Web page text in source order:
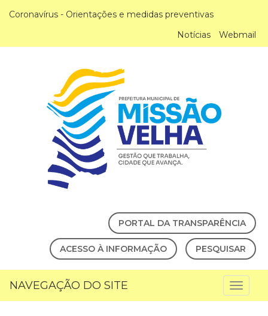
Coronavírus - Orientações e medidas preventivas
Notícias
Webmail
PORTAL DA TRANSPARÊNCIA
ACESSO À INFORMAÇÃO PESQUISAR
NAVEGAÇÃO DO SITE